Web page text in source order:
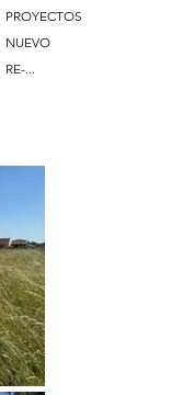
PROYECTOS
NUEVO
RE-...